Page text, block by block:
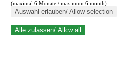
Suche schließen
(maximal 6 Monate / maximum 6 month)
Auswahl erlauben/ Allow selection
Alle zulassen/ Allow all